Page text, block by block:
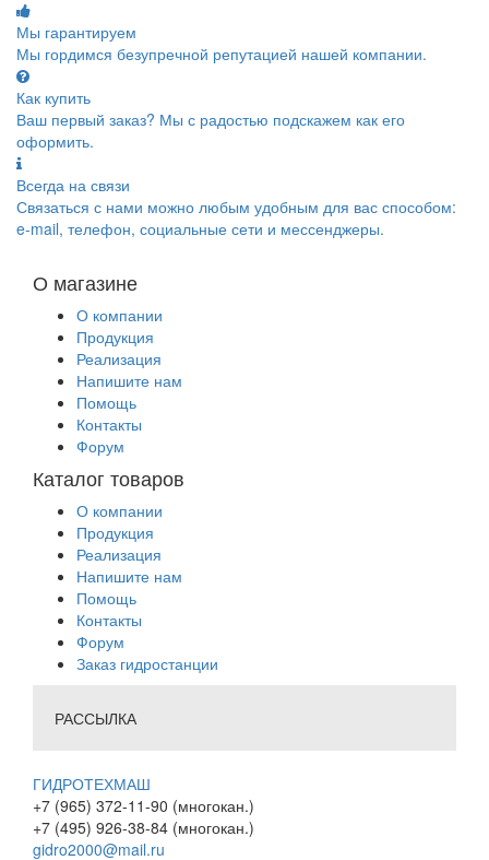
Мы гарантируем
Мы гордимся безупречной репутацией нашей компании.
Как купить
Ваш первый заказ? Мы с радостью подскажем как его
оформить.
Всегда на связи
Связаться с нами можно любым удобным для вас способом:
e-mail, телефон, социальные сети и мессенджеры.
О магазине
О компании
Продукция
Реализация
Напишите нам
Помощь
Контакты
Форум
Каталог товаров
О компании
Продукция
Реализация
Напишите нам
Помощь
Контакты
Форум
Заказ гидростанции
РАССЫЛКА
ГИДРОТЕХМАШ
+7 (965) 372-11-90 (многокан.)
+7 (495) 926-38-84 (многокан.)
gidro2000@mail.ru